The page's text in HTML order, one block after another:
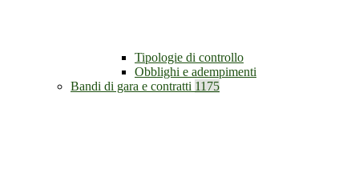
Tipologie di controllo
Obblighi e adempimenti
Bandi di gara e contratti 1175